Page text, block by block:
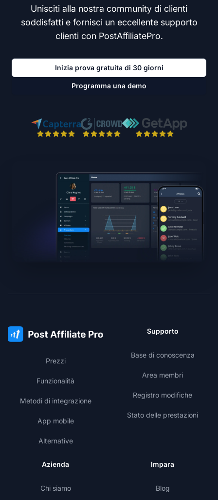
Unisciti alla nostra community di clienti
soddisfatti e fornisci un eccellente supporto
clienti con PostAffiliatePro.
Inizia prova gratuita di 30 giorni
Programma una demo
Prezzi
Funzionalità
Metodi di integrazione
App mobile
Alternative
Supporto
Base di conoscenza
Area membri
Registro modifiche
Stato delle prestazioni
Azienda
Chi siamo
Impara
Blog